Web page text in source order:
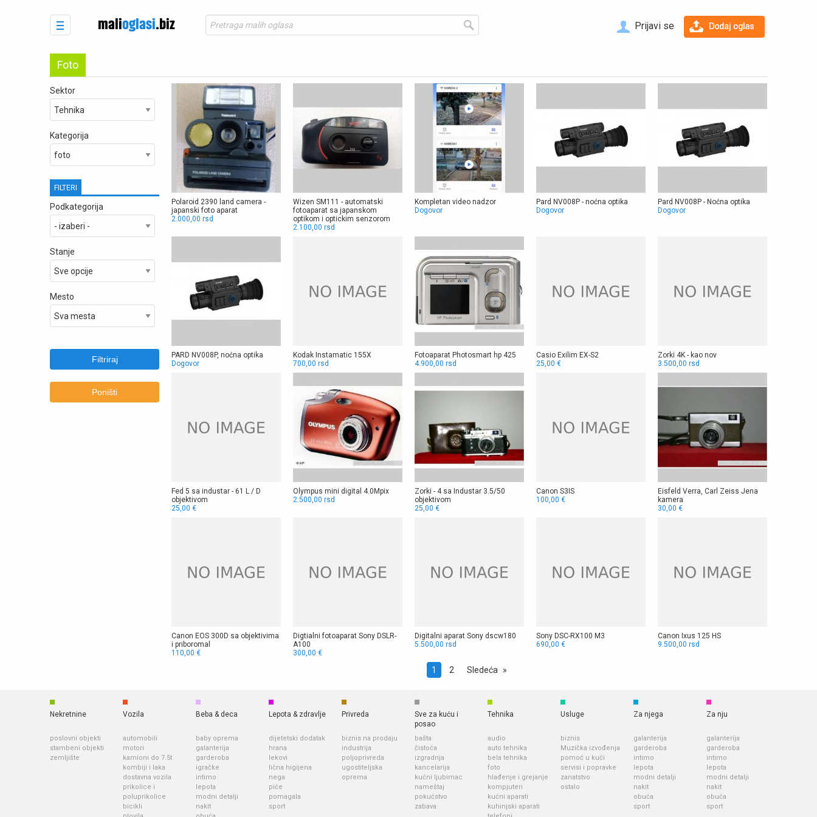
Prijavi se
Foto
Sektor
Kategorija
FILTERI
Podkategorija
Stanje
Mesto
Filtriraj
Poništi
Polaroid 2390 land camera -
japanski foto aparat
2.000,00 rsd
Wizen SM111 - automatski
fotoaparat sa japanskom
optikom i optickim senzorom
2.100,00 rsd
Kompletan video nadzor
Dogovor
Pard NV008P - noćna optika
Dogovor
Pard NV008P - Noćna optika
Dogovor
PARD NV008P, noćna optika
Dogovor
Kodak Instamatic 155X
700,00 rsd
Fotoaparat Photosmart hp 425
4.900,00 rsd
Casio Exilim EX-S2
25,00 €
Zorki 4K - kao nov
3.500,00 rsd
Fed 5 sa industar - 61 L / D
objektivom
25,00 €
Olympus mini digital 4.0Mpix
2.500,00 rsd
Zorki - 4 sa Industar 3.5/50
objektivom
25,00 €
Canon S3IS
100,00 €
Eisfeld Verra, Carl Zeiss Jena
kamera
30,00 €
Canon EOS 300D sa objektivima
i priboromal
110,00 €
Digtialni fotoaparat Sony DSLR-
A100
300,00 €
Digitalni aparat Sony dscw180
5.500,00 rsd
Sony DSC-RX100 M3
690,00 €
Canon Ixus 125 HS
9.500,00 rsd
Vi
strani
1 2 Sledeća
Nekretnine
poslovni objekti
stambeni objekti
zemljište
Vozila
automobili
motori
kamioni do 7.5t
kombiji i laka
dostavna vozila
prikolice i
poluprikolice
bicikli
Beba & deca
baby oprema
galanterija
garderoba
igračke
intimo
lepota
modni detalji
nakit
Lepota & zdravlje
dijetetski dodatak
hrana
lekovi
lična higijena
nega
piće
pomagala
sport
Privreda
biznis na prodaju
industrija
poljoprivreda
ugostiteljska
oprema
Sve za kuću i
posao
bašta
čistoća
izgradnja
kancelarija
kućni ljubimac
nameštaj
pokućstvo
zabava
Tehnika
audio
auto tehnika
bela tehnika
foto
hlađenje i grejanje
kompjuteri
kućni aparati
kuhinjski aparati
Usluge
biznis
Muzička izvođenja
pomoć u kući
servisi i popravke
zanatstvo
ostalo
Za njega
galanterija
garderoba
intimo
lepota
modni detalji
nakit
obuća
sport
Za nju
galanterija
garderoba
intimo
lepota
modni detalji
nakit
obuća
sport